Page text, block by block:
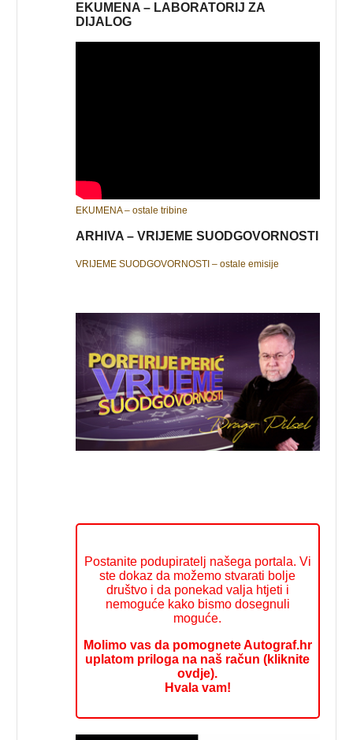
EKUMENA – LABORATORIJ ZA
DIJALOG
EKUMENA – ostale tribine
ARHIVA – VRIJEME SUODGOVORNOSTI
VRIJEME SUODGOVORNOSTI – ostale emisije
Postanite podupiratelj našega portala. Vi
ste dokaz da možemo stvarati bolje
društvo i da ponekad valja htjeti i
nemoguće kako bismo dosegnuli
moguće.
Molimo vas da pomognete Autograf.hr
uplatom priloga na naš račun (kliknite
ovdje).
Hvala vam!